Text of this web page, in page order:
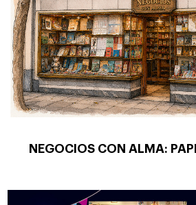
NEGOCIOS CON ALMA: